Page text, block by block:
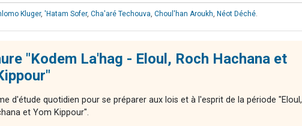
Kluger, 'Hatam Sofer, Cha'aré Techouva Choul'han Aroukh Néot Déché
"Kodem La'hag - Eloul, Roch Hachana et
d'étude quotidien pour se préparer aux lois et à l'esprit de la période "Eloul,
et Yom Kippour".